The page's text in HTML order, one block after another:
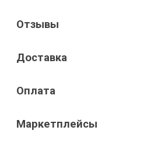
Отзывы
Доставка
Оплата
Маркетплейсы